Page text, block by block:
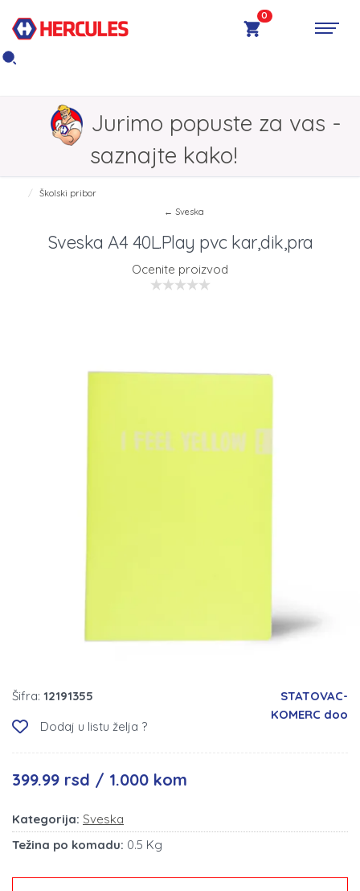
0
Jurimo popuste za vas -
saznajte kako!
Školski pribor
← Sveska
Sveska A4 40L.Play pvc kar,dik,pra
Ocenite proizvod
Šifra: 12191355
Dodaj u listu želja ?
STATOVAC-
KOMERC doo
399.99 rsd / 1.000 kom
Kategorija: Sveska
Težina po komadu: 0.5 Kg